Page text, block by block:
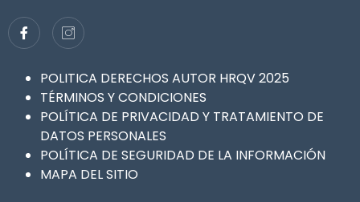
POLITICA DERECHOS AUTOR HRQV 2025
TÉRMINOS Y CONDICIONES
POLÍTICA DE PRIVACIDAD Y TRATAMIENTO DE
DATOS PERSONALES
POLÍTICA DE SEGURIDAD DE LA INFORMACIÓN
MAPA DEL SITIO